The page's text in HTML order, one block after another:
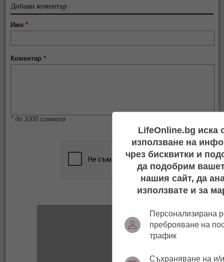
Добави коментар
Име*
Коментар*
* до 1000 символа
LifeOnline.bg иска
използване на
чрез бисквитки и
да подобрим
нашия сайт, да
използвате и за
Персонализирана
преброяване на
трафик
Съхраняване на и/